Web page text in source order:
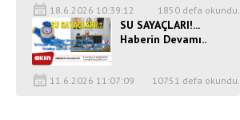
18.6.2026 10:39:12 1850 defa okundu.
SU SAYAÇLARI!...
Haberin Devamı..
11.6.2026 11:07:09 10751 defa okundu.